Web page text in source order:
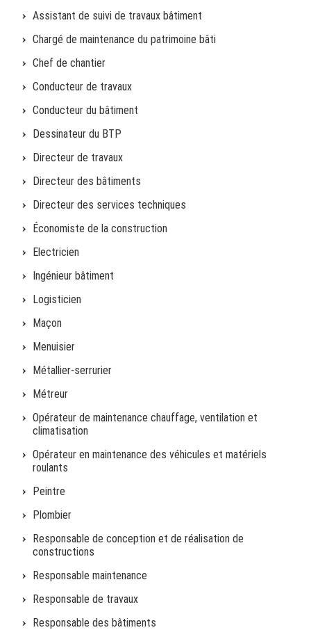
Assistant de suivi de travaux bâtiment
Chargé de maintenance du patrimoine bâti
Chef de chantier
Conducteur de travaux
Conducteur du bâtiment
Dessinateur du BTP
Directeur de travaux
Directeur des bâtiments
Directeur des services techniques
Économiste de la construction
Electricien
Ingénieur bâtiment
Logisticien
Maçon
Menuisier
Métallier-serrurier
Métreur
Opérateur de maintenance chauffage, ventilation et
climatisation
Opérateur en maintenance des véhicules et matériels
roulants
Peintre
Plombier
Responsable de conception et de réalisation de
constructions
Responsable maintenance
Responsable de travaux
Responsable des bâtiments